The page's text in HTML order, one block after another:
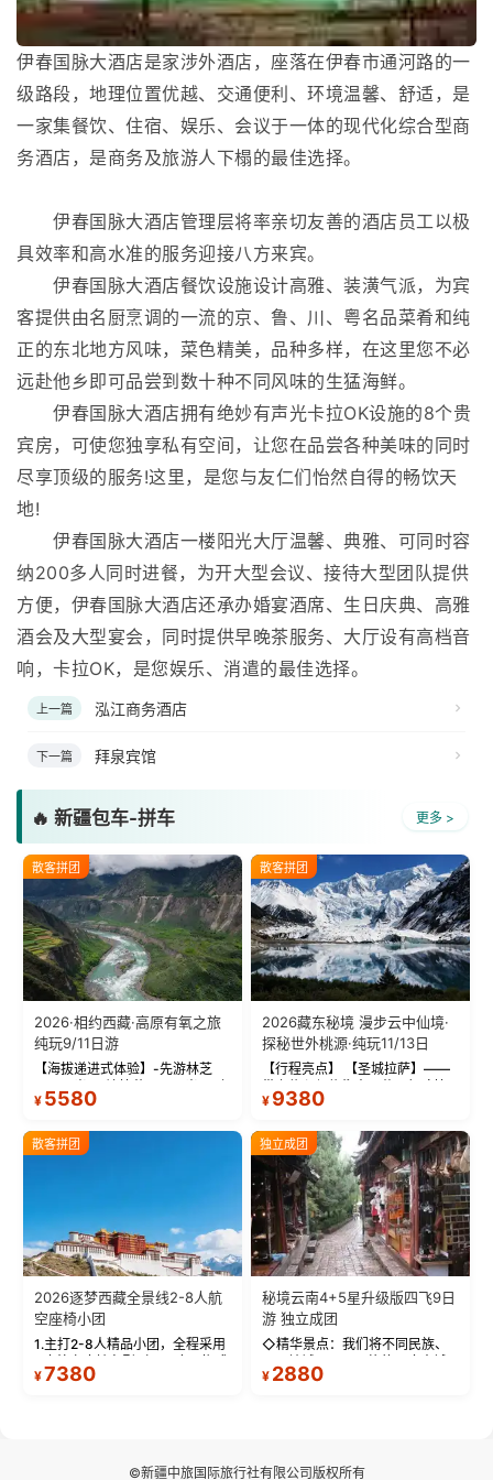
伊春国脉大酒店是家涉外酒店，座落在伊春市通河路的一
级路段，地理位置优越、交通便利、环境温馨、舒适，是
一家集餐饮、住宿、娱乐、会议于一体的现代化综合型商
务酒店，是商务及旅游人下榻的最佳选择。
伊春国脉大酒店管理层将率亲切友善的酒店员工以极
具效率和高水准的服务迎接八方来宾。
伊春国脉大酒店餐饮设施设计高雅、装潢气派，为宾
客提供由名厨烹调的一流的京、鲁、川、粤名品菜肴和纯
正的东北地方风味，菜色精美，品种多样，在这里您不必
远赴他乡即可品尝到数十种不同风味的生猛海鲜。
伊春国脉大酒店拥有绝妙有声光卡拉OK设施的8个贵
宾房，可使您独享私有空间，让您在品尝各种美味的同时
尽享顶级的服务!这里，是您与友仁们怡然自得的畅饮天
地!
伊春国脉大酒店一楼阳光大厅温馨、典雅、可同时容
纳200多人同时进餐，为开大型会议、接待大型团队提供
方便，伊春国脉大酒店还承办婚宴酒席、生日庆典、高雅
酒会及大型宴会，同时提供早晚茶服务、大厅设有高档音
响，卡拉OK，是您娱乐、消遣的最佳选择。
上一篇 泓江商务酒店
下一篇 拜泉宾馆
🔥 新疆包车-拼车 更多 >
散客拼团
2026·相约西藏·高原有氧之旅
纯玩9/11日游
【海拔递进式体验】-先游林芝
(2900米)再访拉萨(3650米)，亲
测 99%游客零高反 。 【贴心保
反根本不是事儿 ！ 【无人机航
拍】-雪山/圣湖/...
¥ 5580
散客拼团
2026藏东秘境 漫步云中仙境·
探秘世外桃源·纯玩11/13日
【行程亮点】 【圣城拉萨】——
带上信心与信仰去西藏，行吟拉
萨，感受这座城与生俱来的与众
城堡寺院于一体的宏伟建筑，是
西藏最完整的古代...
¥ 9380
散客拼团
2026逐梦西藏全景线2-8人航
空座椅小团
1.主打2-8人精品小团，全程采用
9座航空座椅车型（360度环抱式
座舱），提供VIP级别的舒适出行
¥7380
独立成团
秘境云南4+5星升级版四飞9日
游 独立成团
◇精华景点：我们将不同民族、
不同地域、不同风格的三座古城
—【大理古城、丽江古城、香格
¥ 2880
©新疆中旅国际旅行社有限公司版权所有